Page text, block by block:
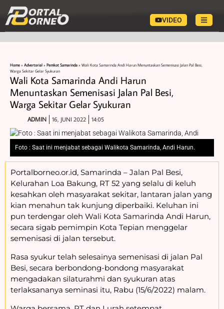
VIDEO
Home » Advertorial » Pemkot Samarinda » Wali Kota Samarinda Andi Harun Menuntaskan Semenisasi Jalan Pal Besi,
Warga Sekitar Gelar Syukuran
Wali Kota Samarinda Andi Harun
Menuntaskan Semenisasi Jalan Pal Besi,
Warga Sekitar Gelar Syukuran
ADMIN 16, JUNI 2022 14:05
Foto : Saat ini menjabat sebagai Walikota Samarinda, Andi Harun.
Portalborneo.or.id, Samarinda – Jalan Pal Besi,
Kelurahan Loa Bakung, RT 52 yang selalu di keluh
kesahkan oleh masyarakat sekitar, lantaran jalan yang
kian menahun tak kunjung diperbaiki. Keluhan ini
pun terdengar oleh Wali Kota Samarinda Andi Harun,
secara sigab pemimpin Kota Tepian menggelar
semenisasi di jalan tersebut.
Rasa syukur telah selesainya semenisasi di jalan Pal
Besi, secara berbondong-bondong masyarakat
mengadakan silaturahmi dan syukuran atas
terlaksananya seminasi itu, Rabu (15/6/2022) malam.